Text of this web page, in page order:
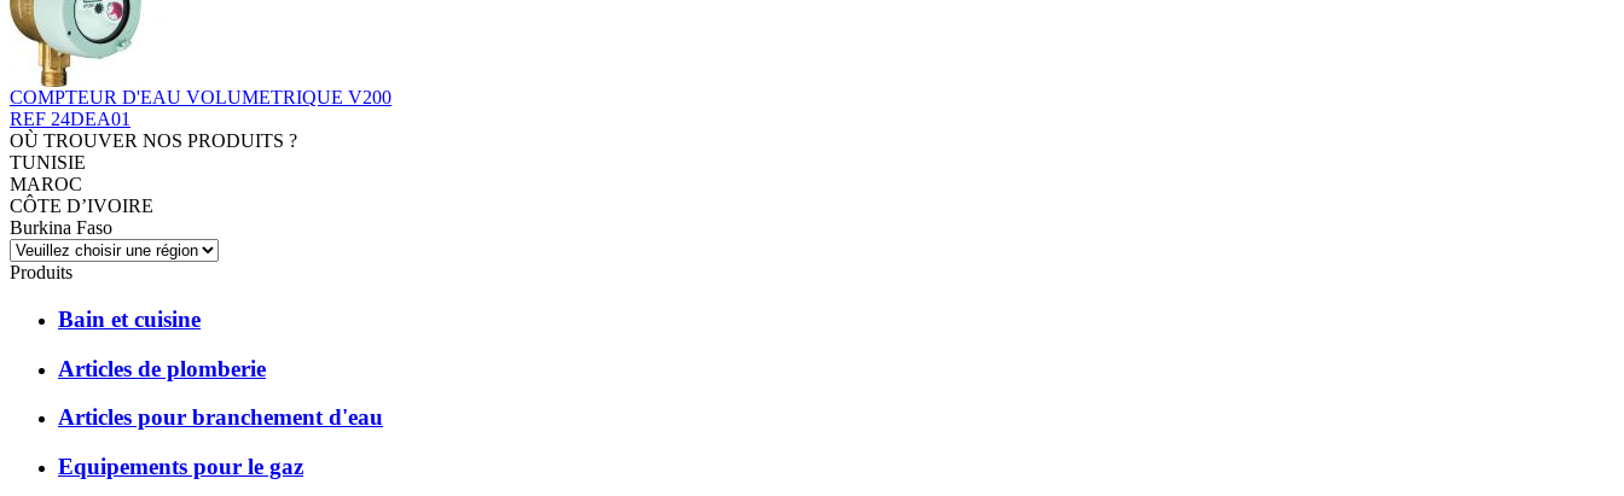
COMPTEUR D'EAU VOLUMETRIQUE V200
REF 24DEA01
OÙ TROUVER NOS PRODUITS ?
TUNISIE
MAROC
CÔTE D’IVOIRE
Burkina Faso
Produits
Bain et cuisine
Articles de plomberie
Articles pour branchement d'eau
Equipements pour le gaz